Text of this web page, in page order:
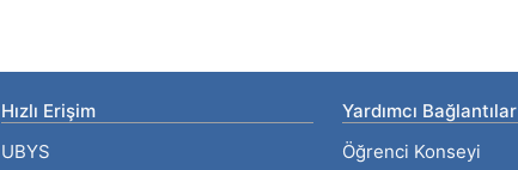
Hızlı Erişim
UBYS
Yardımcı Bağlantılar
Öğrenci Konseyi